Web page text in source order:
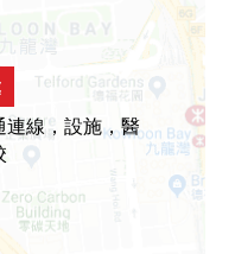
連線，設施，醫